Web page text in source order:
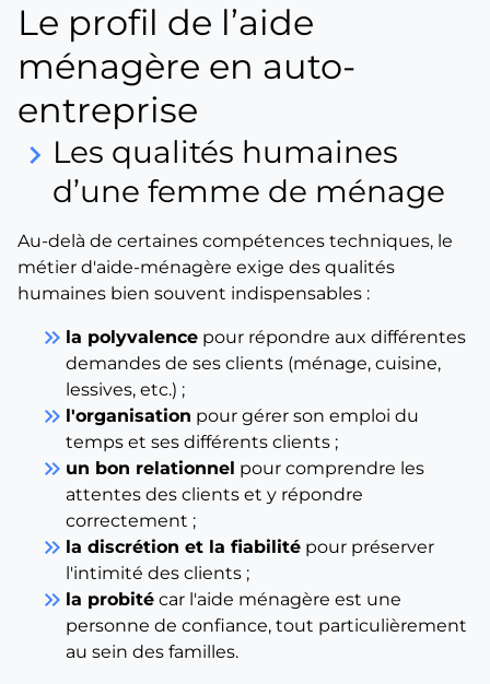
Le profil de l’aide
ménagère en auto-
entreprise
keyboard_arrow_right Les qualités humaines
d’une femme de ménage
Au-delà de certaines compétences techniques, le
métier d'aide-ménagère exige des qualités
humaines bien souvent indispensables :
keyboard_double_arrow_right la polyvalence pour répondre aux différentes
demandes de ses clients (ménage, cuisine,
lessives, etc.) ;
keyboard_double_arrow_right l'organisation pour gérer son emploi du
temps et ses différents clients ;
keyboard_double_arrow_right un bon relationnel pour comprendre les
attentes des clients et y répondre
correctement ;
keyboard_double_arrow_right la discrétion et la fiabilité pour préserver
l'intimité des clients ;
keyboard_double_arrow_right la probité car l'aide ménagère est une
personne de confiance, tout particulièrement
au sein des familles.